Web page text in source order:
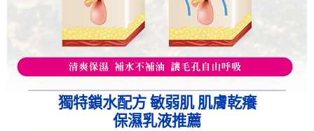
獨特鎖水配方 敏弱肌 肌膚乾癢
保濕乳液推薦